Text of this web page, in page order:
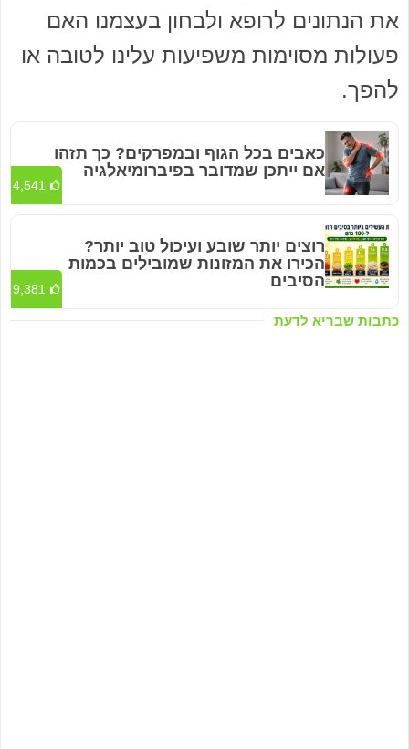
את הנתונים לרופא ולבחון בעצמנו האם
פעולות מסוימות משפיעות עלינו לטובה או
להפך.
כתבות שבריא לדעת
כאבים בכל הגוף ובמפרקים? כך תזהו
אם ייתכן שמדובר בפיברומיאלגיה
4,541
רוצים יותר שובע ועיכול טוב יותר?
הכירו את המזונות שמובילים בכמות
הסיבים
9,381